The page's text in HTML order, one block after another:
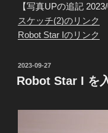
【写真UPの追記
スケッチ(2)のリンク
Robot Star Iのリンク
投
稿
日:
2023-09-27
Robot Star I を